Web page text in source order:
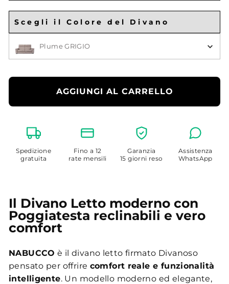
Scegli il Colore del Divano
Plume GRIGIO
AGGIUNGI AL CARRELLO
Spedizione
gratuita
Fino a 12
rate mensili
Garanzia
15 giorni reso
Assistenza
WhatsApp
Il Divano Letto moderno con
Poggiatesta reclinabili e vero
comfort
NABUCCO è il divano letto firmato Divanoso
pensato per offrire comfort reale e funzionalità
intelligente. Un modello moderno ed elegante,